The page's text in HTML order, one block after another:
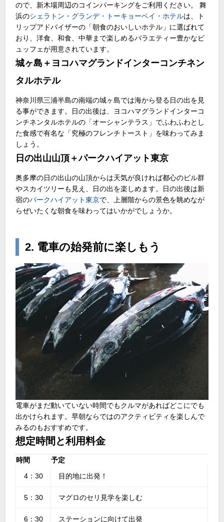
ので、新木場周辺のコインパーキングをご利用ください。 舞
浜のシェラトン・グランデ・トーキョーベイ・ホテルは、ト
リップアドバイザーの「朝食のおいしいホテル」に選ばれて
おり、洋食、和食、中華まで楽しめるバラエティー豊かなビ
ュッフェが用意されています。
城ヶ島＋ヨコハマグランドインターコンチネン
タルホテル
神奈川県三浦半島の南端の城ヶ島では海から登る日の出を見
る事ができます。日の出後は、ヨコハマグランドインターコ
ンチネンタルホテルの「オーシャンテラス」でふわふわとし
た食感で有名な「究極のフレンチトースト」を味わってみま
しょう。
日の出山山頂＋パークハイアット東京
奥多摩の日の出山の山頂からは天気が良ければ都心のビル群
やスカイツリーも見え、日の出を楽しめます。日の出後は新
宿のパークハイアット東京で、上層階からの景色を眺めなが
らぜいたくな朝食を味わってはいかがでしょうか。
2. 電車の始発前に楽しもう
電車がまだ動いていない時間でもクルマがあればどこにでも
出かけられます。早朝ならではのアクティビティを楽しんで
みるのもおすすめです。
想定時間と利用料金
時間
予定
4：30
目的地に出発！
5：30 マグロのセリ見学を楽しむ
6：30 ステーションに向けて出発